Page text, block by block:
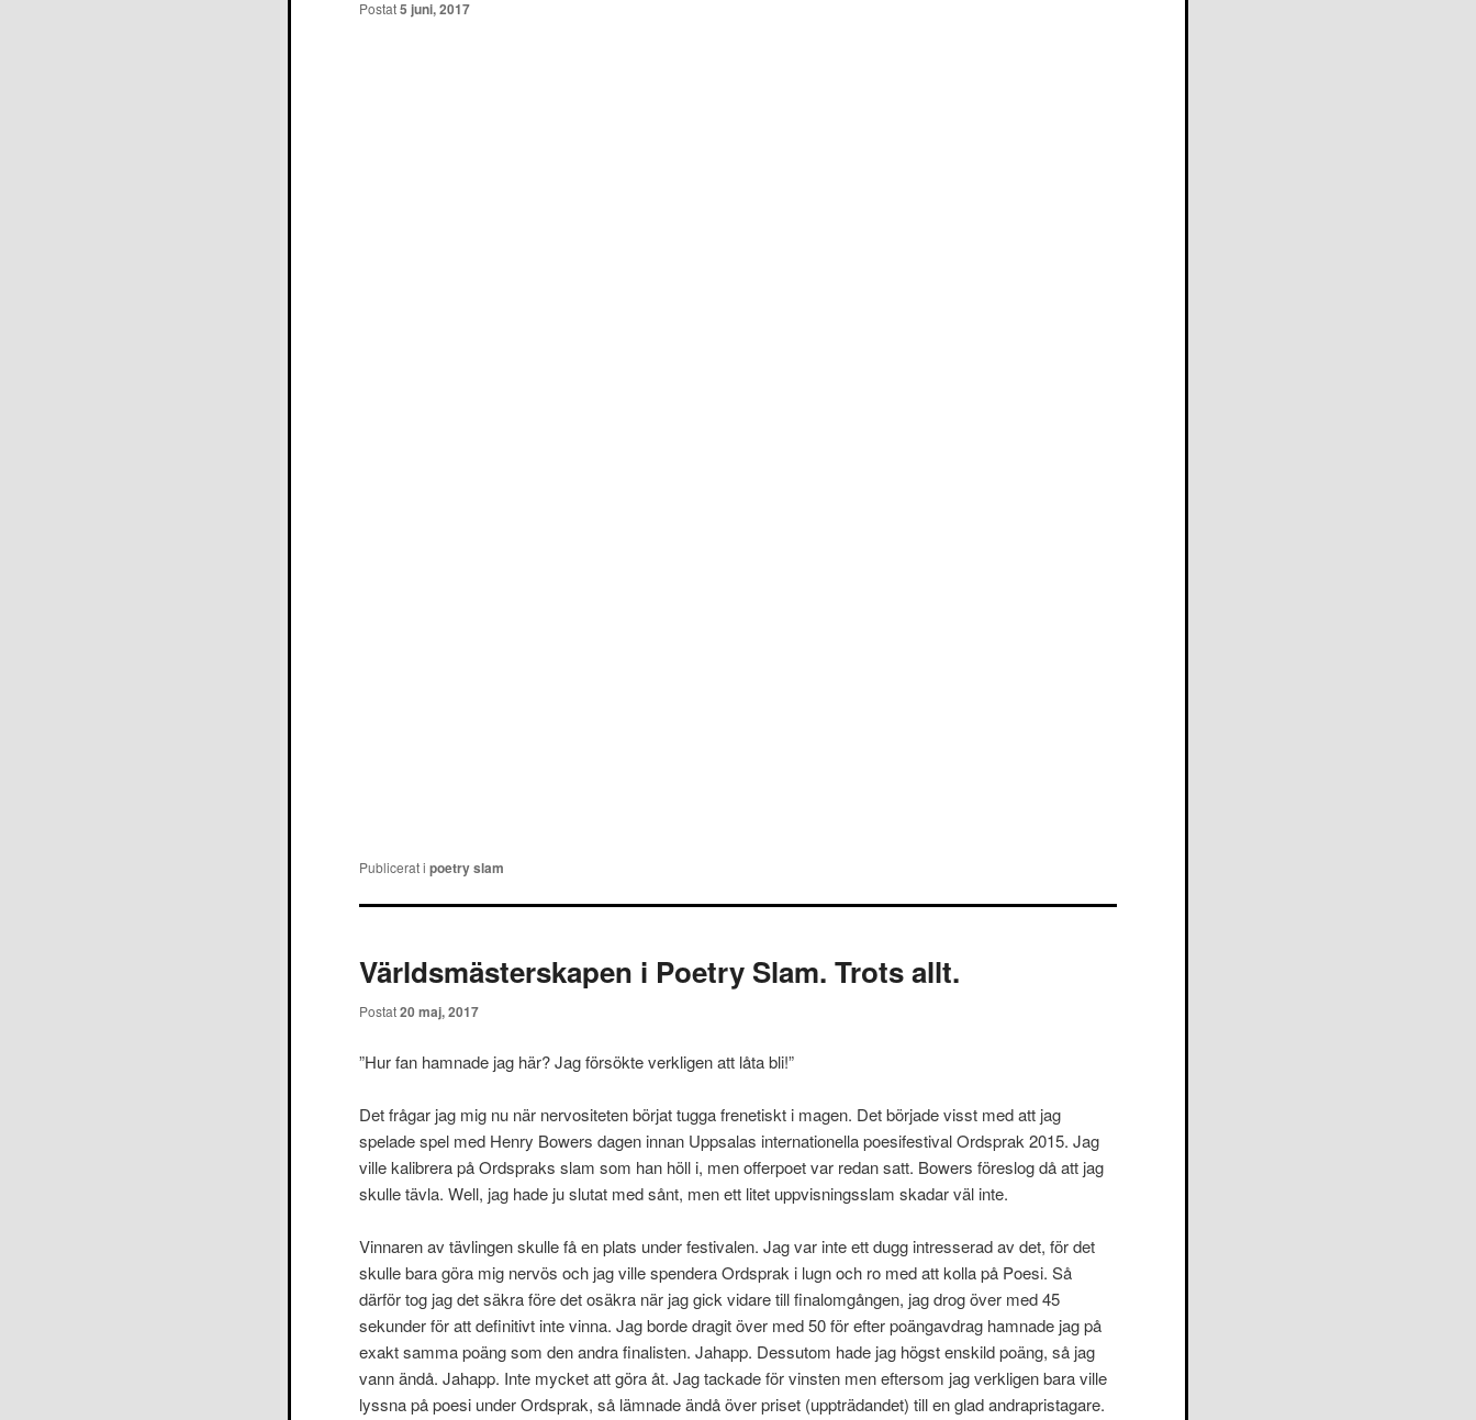
Postat5 juni, 2017
Publicerat i poetry slam
Världsmästerskapen i Poetry Slam. Trots allt.
Postat20 maj, 2017
”Hur fan hamnade jag här? Jag försökte verkligen att låta bli!”
Det frågar jag mig nu när nervositeten börjat tugga frenetiskt i magen. Det började visst med att jag
spelade spel med Henry Bowers dagen innan Uppsalas internationella poesifestival Ordsprak 2015. Jag
ville kalibrera på Ordspraks slam som han höll i, men offerpoet var redan satt. Bowers föreslog då att jag
skulle tävla. Well, jag hade ju slutat med sånt, men ett litet uppvisningsslam skadar väl inte.
Vinnaren av tävlingen skulle få en plats under festivalen. Jag var inte ett dugg intresserad av det, för det
skulle bara göra mig nervös och jag ville spendera Ordsprak i lugn och ro med att kolla på Poesi. Så
därför tog jag det säkra före det osäkra när jag gick vidare till finalomgången, jag drog över med 45
sekunder för att definitivt inte vinna. Jag borde dragit över med 50 för efter poängavdrag hamnade jag på
exakt samma poäng som den andra finalisten. Jahapp. Dessutom hade jag högst enskild poäng, så jag
vann ändå. Jahapp. Inte mycket att göra åt. Jag tackade för vinsten men eftersom jag verkligen bara ville
lyssna på poesi under Ordsprak, så lämnade ändå över priset (uppträdandet) till en glad andrapristagare.